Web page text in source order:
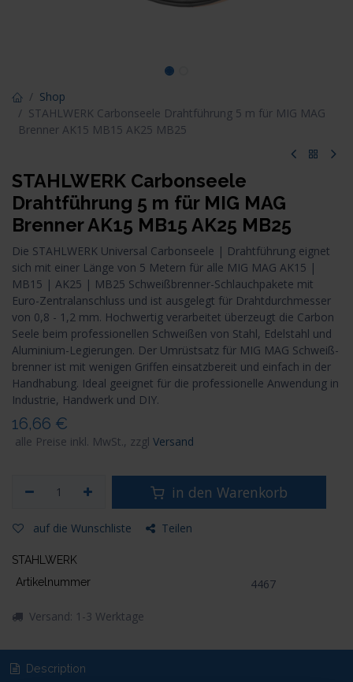
Shop
STAHLWERK Carbonseele Drahtführung 5 m für MIG MAG
Brenner AK15 MB15 AK25 MB25
STAHLWERK Carbonseele
Drahtführung 5 m für MIG MAG
Brenner AK15 MB15 AK25 MB25
Die STAHLWERK Universal Carbonseele | Drahtführung eignet
sich mit einer Länge von 5 Metern für alle MIG MAG AK15 |
MB15 | AK25 | MB25 Schweißbrenner-Schlauchpakete mit
Euro-Zentralanschluss und ist ausgelegt für Drahtdurchmesser
von 0,8 - 1,2 mm. Hochwertig verarbeitet überzeugt die Carbon
Seele beim professionellen Schweißen von Stahl, Edelstahl und
Aluminium-Legierungen. Der Umrüstsatz für MIG MAG Schweiß­
brenner ist mit wenigen Griffen einsatzbereit und einfach in der
Handhabung. Ideal geeignet für die professionelle Anwendung in
Industrie, Handwerk und DIY.
16,66 €
alle Preise inkl. MwSt., zzgl Versand
in den Warenkorb
auf die Wunschliste Teilen
STAHLWERK
Artikelnummer
4467
Versand: 1-3 Werktage
Description